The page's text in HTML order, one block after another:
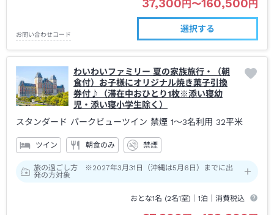
37,300 円 〜160,500 円
お問い合わせコード
選択する
わいわいファミリー 夏の家族旅行・（朝
食付）お子様にオリジナル焼き菓子引換
券付♪（滞在中おひとり1枚※添い寝幼
児・添い寝小学生除く）
スタンダード パークビューツイン 禁煙 1～3名利用 32平米
ツイン 朝食のみ 禁煙
旅の過ごし方 ※2027年3月31日（沖縄は5月6日）までに出
発の方対象
おとな1名 (2名1室)｜1泊 ｜消費税込